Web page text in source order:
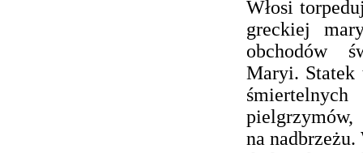
Włosi
greckiej
obchodów
Maryi. Statek
na